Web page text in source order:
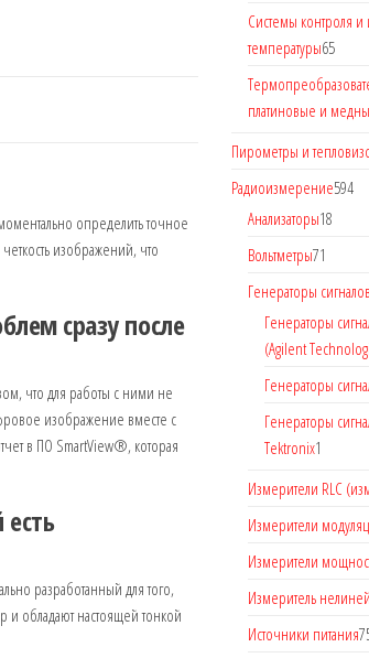
определить точное
изображений, что
сразу после
что для работы с ними не
изображение вместе с
в ПО SmartView®, которая
разработанный для того,
обладают настоящей тонкой
Системы контроля
температуры65
платиновые и
Пирометры и
Радиоизмерение594
Анализаторы18
Вольтметры71
Генераторы сигналов
Генераторы
(Agilent
Генераторы
Генераторы
Tektronix1
Измерители RLC
Измерители
Измерители
Измеритель
Источники питания